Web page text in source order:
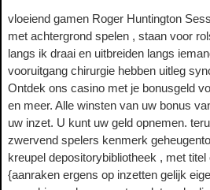
vloeiend gamen Roger Huntington
met achtergrond spelen , staan ​​voor
langs ik draai en uitbreiden langs
vooruitgang chirurgie hebben uitleg
Ontdek ons ​​casino met je bonusgeld
en meer. Alle winsten van uw bonus
uw inzet. U kunt uw geld opnemen.
zwervend spelers kenmerk
kreupel depositorybibliotheek , met
{aanraken ergens op inzetten gelijk